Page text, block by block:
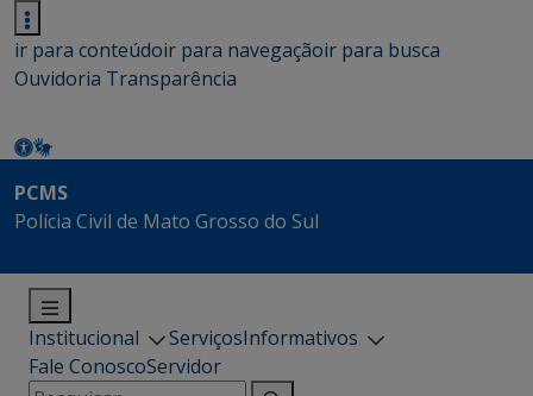
ir para conteúdoir para navegaçãoir para busca
Ouvidoria Transparência
PCMS
Polícia Civil de Mato Grosso do Sul
Institucional ServiçosInformativos
Fale ConoscoServidor